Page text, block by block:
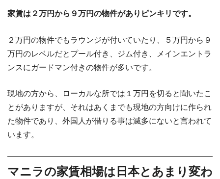
家賃は２万円から９万円の物件がありピンキリです。
２万円の物件でもラウンジが付いていたり、５万円から９
万円のレベルだとプール付き、ジム付き、メインエントラ
ンスにガードマン付きの物件が多いです。
現地の方から、ローカルな所では１万円を切ると聞いたこ
とがありますが、それはあくまでも現地の方向けに作られ
た物件であり、外国人が借りる事は滅多にないと言われて
います。
マニラの家賃相場は日本とあまり変わ